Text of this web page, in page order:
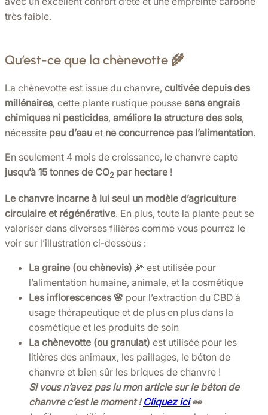
très faible.
Qu’est-ce que la chènevotte 🌾
La chènevotte est issue du chanvre, cultivée depuis des
millénaires, cette plante rustique pousse sans engrais
chimiques ni pesticides, améliore la structure des sols,
nécessite peu d’eau et ne concurrence pas l’alimentation.
En seulement 4 mois de croissance, le chanvre capte
jusqu’à 15 tonnes de CO2 par hectare !
Le chanvre incarne à lui seul un modèle d’agriculture
circulaire et régénérative. En plus, toute la plante peut se
valoriser dans diverses filières comme vous pourrez le
voir sur l’illustration ci-dessous :
La graine (ou chènevis) 🌽 est utilisée pour
l’alimentation humaine, animale, et la cosmétique
Les inflorescences 🌸 pour l’extraction du CBD à
usage thérapeutique et de plus en plus dans la
cosmétique et les produits de soin
La chènevotte (ou granulat) est utilisée pour les
litières des animaux, les paillages, le béton de
chanvre et bien sûr les briques de chanvre !
Si vous n’avez pas lu mon article sur le béton de
chanvre c’est le moment !Cliquezici👀